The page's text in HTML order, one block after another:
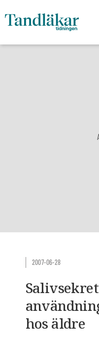
2007-06-28
hos äldre